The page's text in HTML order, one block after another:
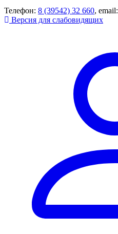
Телефон: 8 (39542) 32 660, email:
Версия для слабовидящих